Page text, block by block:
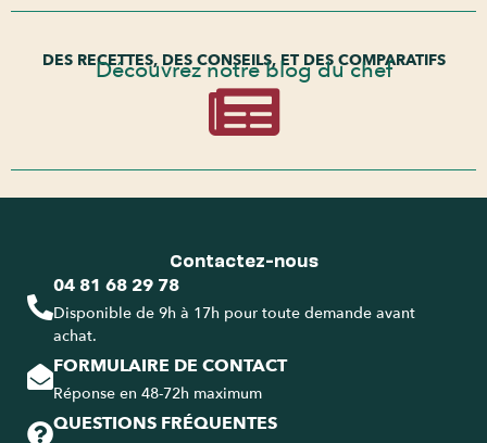
DES RECETTES, DES CONSEILS, ET DES COMPARATIFS
Découvrez notre blog du chef
Contactez-nous
04 81 68 29 78
Disponible de 9h à 17h pour toute demande avant
achat.
FORMULAIRE DE CONTACT
Réponse en 48-72h maximum
QUESTIONS FRÉQUENTES